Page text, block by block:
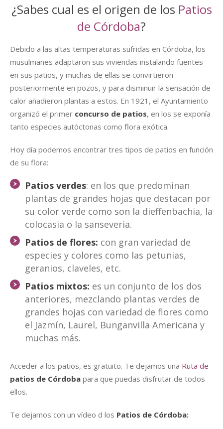
¿Sabes cual es el origen de los Patios
de Córdoba?
Debido a las altas temperaturas sufridas en Córdoba, los
musulmanes adaptaron sus viviendas instalando fuentes
en sus patios, y muchas de ellas se convirtieron
posteriormente en pozos, y para disminuir la sensación de
calor añadieron plantas a estos. En 1921, el Ayuntamiento
organizó el primer concurso de patios, en los se exponía
tanto especies autóctonas como flora exótica.
Hoy día podemos encontrar tres tipos de patios en función
de su flora:
Patios verdes: en los que predominan
plantas de grandes hojas que destacan por
su color verde como son la dieffenbachia, la
colocasia o la sanseveria.
Patios de flores: con gran variedad de
especies y colores como las petunias,
geranios, claveles, etc.
Patios mixtos: es un conjunto de los dos
anteriores, mezclando plantas verdes de
grandes hojas con variedad de flores como
el Jazmín, Laurel, Bunganvilla Americana y
muchas más.
Acceder a los patios, es gratuito. Te dejamos una Ruta de
patios de Córdoba para que puedas disfrutar de todos
ellos.
Te dejamos con un vídeo d los Patios de Córdoba: